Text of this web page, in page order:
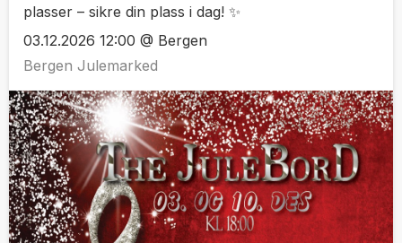
plasser – sikre din plass i dag! ✨
03.12.2026 12:00 @ Bergen
Bergen Julemarked